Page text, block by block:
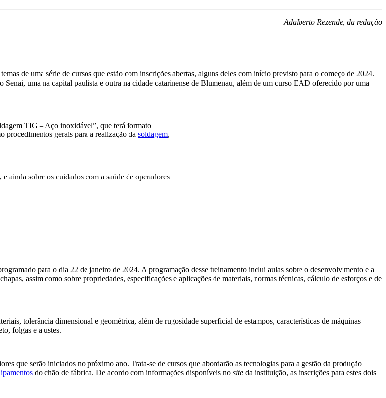
Adalberto Rezende, da redação
temas de uma série de cursos que estão com inscrições abertas, alguns deles com início previsto para o começo de 2024.
Senai, uma na capital paulista e outra na cidade catarinense de Blumenau, além de um curso EAD oferecido por uma
TIG – Aço inoxidável”, que terá formato
procedimentos gerais para a realização da soldagem,
ainda sobre os cuidados com a saúde de operadores
para o dia 22 de janeiro de 2024. A programação desse treinamento inclui aulas sobre o desenvolvimento e a
assim como sobre propriedades, especificações e aplicações de materiais, normas técnicas, cálculo de esforços e de
tolerância dimensional e geométrica, além de rugosidade superficial de estampos, características de máquinas
folgas e ajustes.
que serão iniciados no próximo ano. Trata-se de cursos que abordarão as tecnologias para a gestão da produção
do chão de fábrica. De acordo com informações disponíveis no site da instituição, as inscrições para estes dois